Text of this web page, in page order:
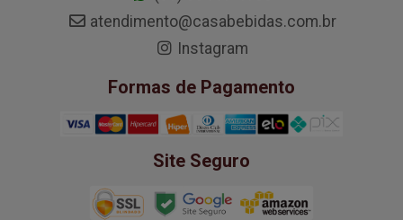
atendimento@casabebidas.com.br
Instagram
Formas de Pagamento
Site Seguro